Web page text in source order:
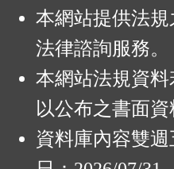
本網站提供法
法律諮詢服務。
本網站法規資
以公布之書面資
資料庫內容雙